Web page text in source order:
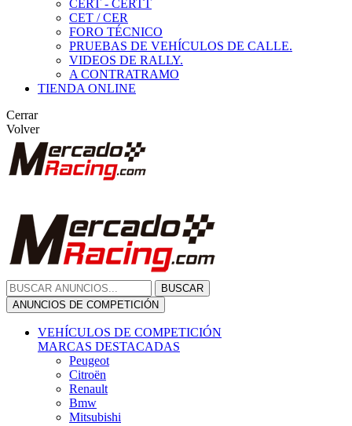
CERT - CERTT
CET / CER
FORO TÉCNICO
PRUEBAS DE VEHÍCULOS DE CALLE.
VIDEOS DE RALLY.
A CONTRATRAMO
TIENDA ONLINE
Cerrar
Volver
BUSCAR
ANUNCIOS DE COMPETICIÓN
VEHÍCULOS DE COMPETICIÓN
MARCAS DESTACADAS
Peugeot
Citroën
Renault
Bmw
Mitsubishi
Ford